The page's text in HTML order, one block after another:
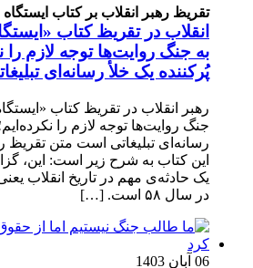
تقریظ رهبر انقلاب بر کتاب
انقلاب در تقریظ کتاب
به جنگ روایت‌ها توجه لازم را
پُرکننده‌ یک خلأ رسانه‌ای
رهبر انقلاب در تقریظ کتاب
جنگ روایت‌ها توجه لازم را
رسانه‌ای تبلیغاتی است متن تقریظ
این کتاب به شرح زیر است: این،
یک حادثه‌ی مهم در تاریخ انقلاب
در سال ۵۸ است. […]
06 آبان 1403